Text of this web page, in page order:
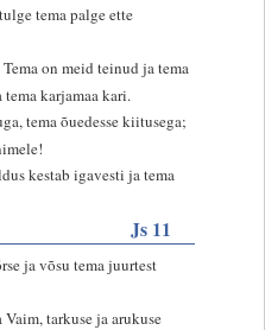
tema palge ette
on meid teinud ja tema
tema karjamaa kari.
tema õuedesse kiitusega;
kestab igavesti ja tema
Js 11
ja võsu tema juurtest
Vaim, tarkuse ja arukuse